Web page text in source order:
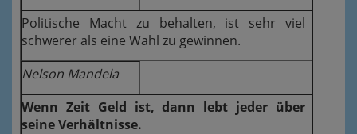
Politische Macht zu behalten, ist sehr viel
schwerer als eine Wahl zu gewinnen.
Nelson Mandela
Wenn Zeit Geld ist, dann lebt jeder über
seine Verhältnisse.